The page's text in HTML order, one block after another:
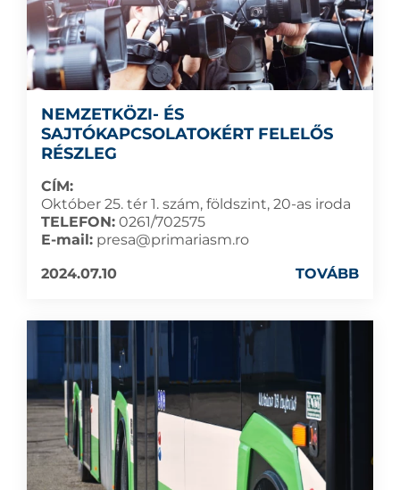
NEMZETKÖZI- ÉS
SAJTÓKAPCSOLATOKÉRT FELELŐS
RÉSZLEG
CÍM:
Október 25. tér 1. szám, földszint, 20-as iroda
TELEFON: 0261/702575
E-mail: presa@primariasm.ro
2024.07.10
TOVÁBB